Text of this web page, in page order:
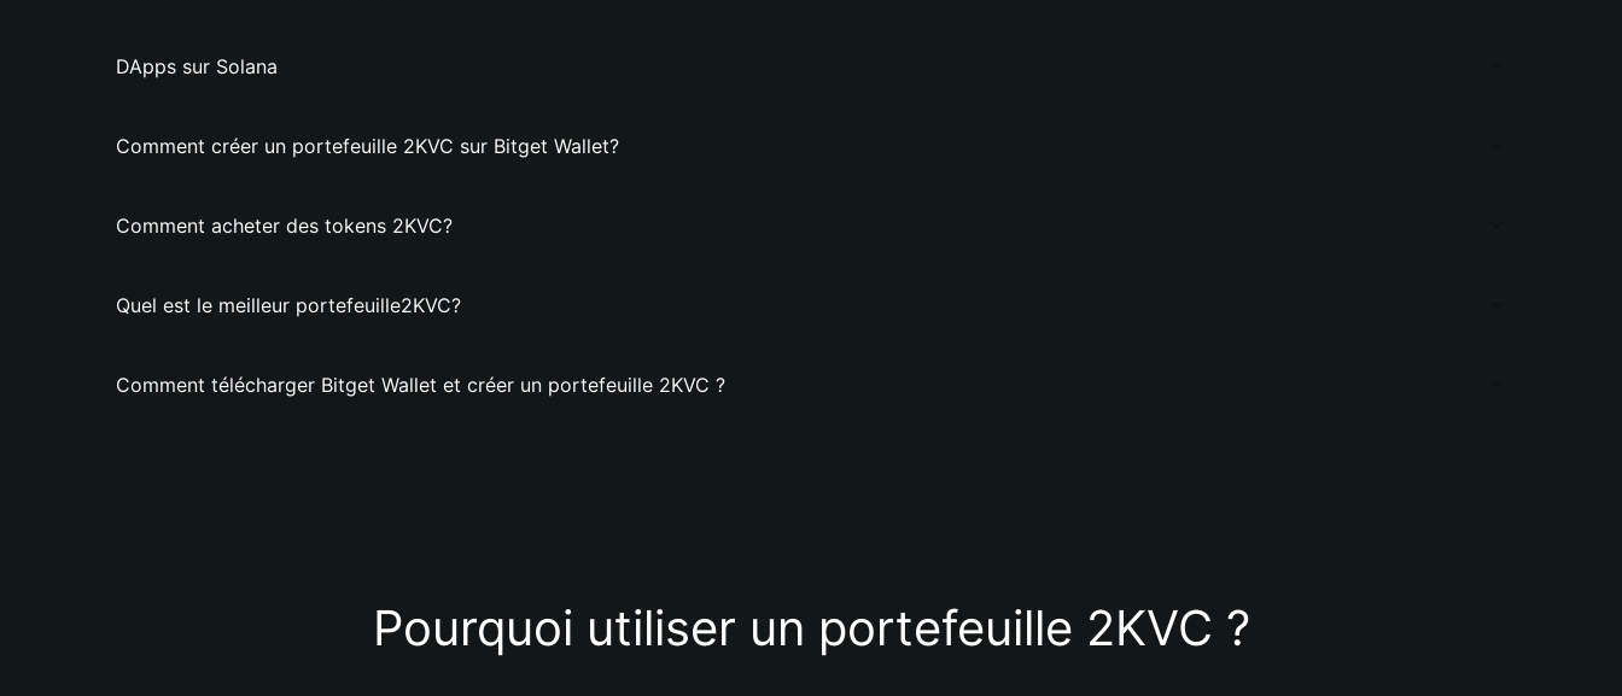
DApps sur Solana
Comment créer un portefeuille 2KVC sur Bitget Wallet?
Comment acheter des tokens 2KVC?
Quel est le meilleur portefeuille2KVC?
Comment télécharger Bitget Wallet et créer un portefeuille 2KVC ?
Pourquoi utiliser un portefeuille 2KVC ?